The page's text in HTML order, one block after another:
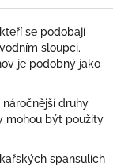
se podobají
sloupci.
je podobný jako
druhy
mohou být použity
spansulích